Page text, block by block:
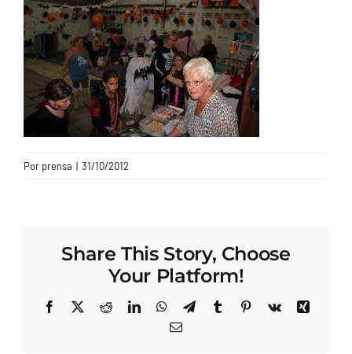
CONTACTO
Por prensa | 31/10/2012
Share This Story, Choose
Your Platform!
Facebook
X RedditLinkedInWhatsApp
TelegramTumblrPinterest
Vk
Xing
Correo